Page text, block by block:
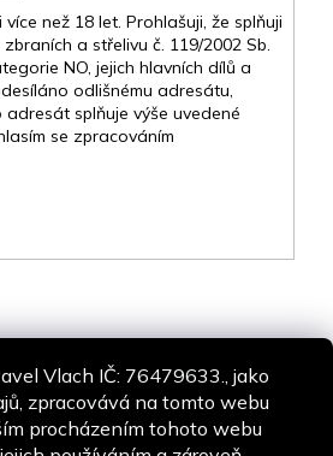
Vlach IČ: 76479633., jako
zpracovává na tomto webu
procházením tohoto webu
než 18 let. Prohlašuji, že splňuji
a střelivu č. 119/2002 Sb.
NO, jejich hlavních dílů a
odlišnému adresátu,
splňuje výše uvedené
se zpracováním